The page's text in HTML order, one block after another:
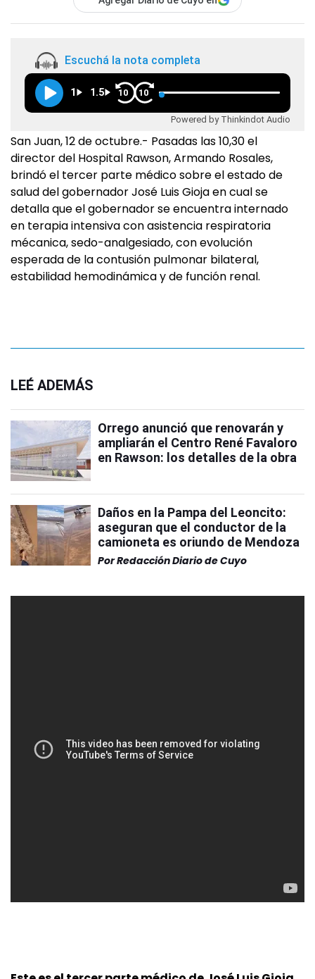
Escuchá la nota completa
1 1.5 10 10
Powered by Thinkindot Audio
San Juan, 12 de octubre.- Pasadas las 10,30 el
director del Hospital Rawson, Armando Rosales,
brindó el tercer parte médico sobre el estado de
salud del gobernador José Luis Gioja en cual se
detalla que el gobernador se encuentra internado
en terapia intensiva con asistencia respiratoria
mécanica, sedo-analgesiado, con evolución
esperada de la contusión pulmonar bilateral,
estabilidad hemodinámica y de función renal.
LEÉ ADEMÁS
Orrego anunció que renovarán y
ampliarán el Centro René Favaloro
en Rawson: los detalles de la obra
Daños en la Pampa del Leoncito:
aseguran que el conductor de la
camioneta es oriundo de Mendoza
PorRedacción Diario de Cuyo